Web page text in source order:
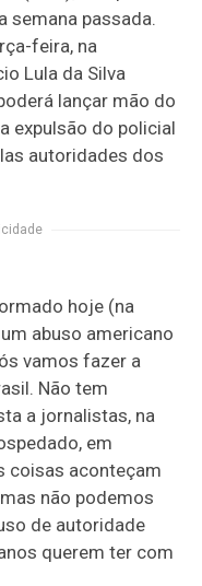
semana passada.
feira, na
Lula da Silva
lançar mão do
expulsão do policial
autoridades dos
hoje (na
abuso americano
vamos fazer a
Não tem
a jornalistas, na
em
coisas aconteçam
não podemos
de autoridade
querem ter com